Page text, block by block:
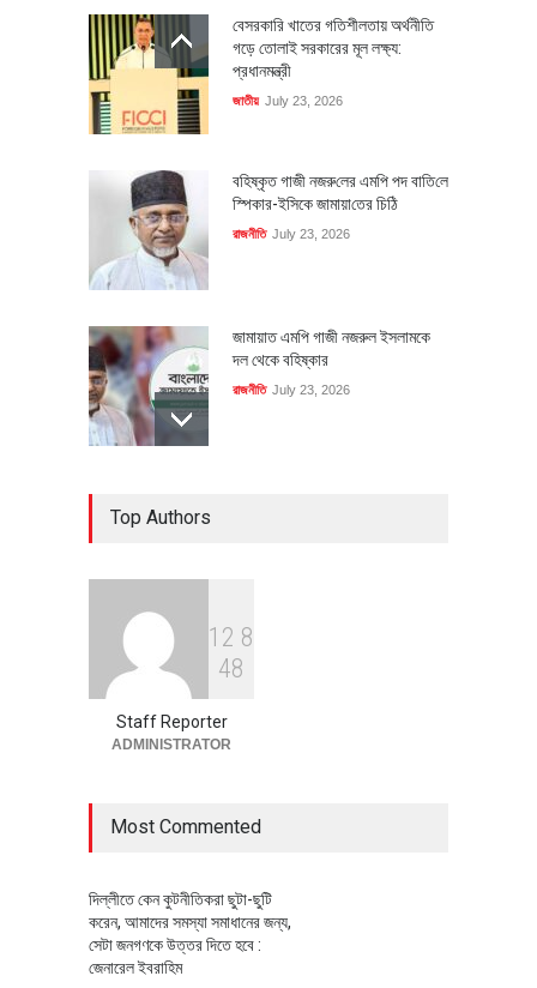
বেসরকারি খাতের গতিশীলতায় অর্থনীতি
গড়ে তোলাই সরকারের মূল লক্ষ্য:
প্রধানমন্ত্রী
জাতীয় July 23, 2026
বহিষ্কৃত গাজী নজরু‌লের এম‌পি পদ বা‌তি‌লে
স্পিকার-ইসিকে জামায়া‌তের চি‌ঠি
রাজনীতি July 23, 2026
জামায়াত এমপি গাজী নজরুল ইসলামকে
দল থেকে বহিষ্কার
রাজনীতি July 23, 2026
বৈশ্বিক প্রতিযোগিতা সক্ষমতা বাড়াতে
পোশাক শিল্পে নতুন উদ্যোগ
Top Authors
1 2 8
48
Staff Reporter
ADMINISTRATOR
Most Commented
দিল্লীতে কেন কুটনীতিকরা ছুটা-ছুটি
করেন, আমাদের সমস্যা সমাধানের জন্য,
সেটা জনগণকে উত্তর দিতে হবে :
জেনারেল ইবরাহিম